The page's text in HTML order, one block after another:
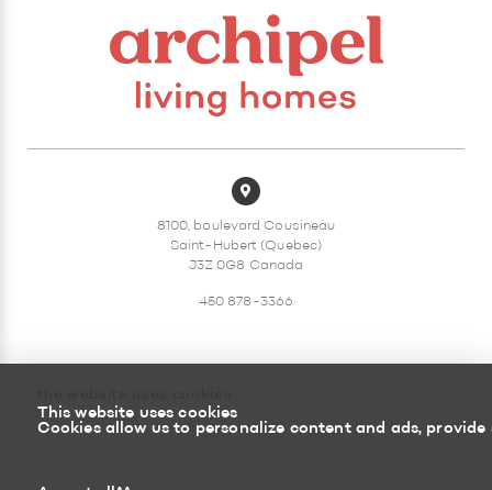
This website uses cookies
Cookies allow us to personalize content and ads,
8100, boulevard Cousineau
Saint-Hubert (Quebec)
J3Z 0G8 Canada
450 878-3366
Sitemap Return policy